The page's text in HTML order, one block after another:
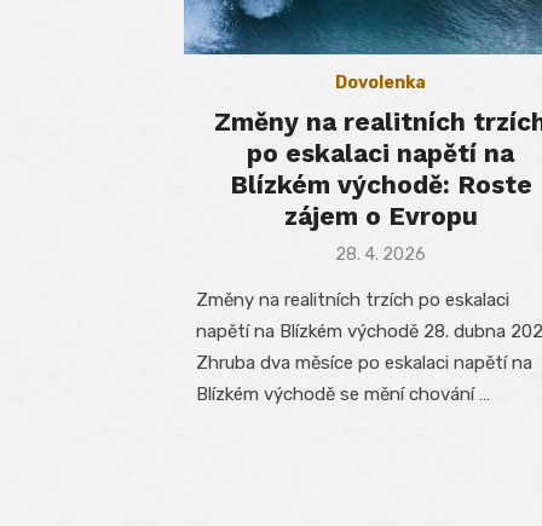
Dovolenka
Změny na realitních
po eskalaci napětí na
Blízkém východě: Roste
zájem o Evropu
Posted
28. 4. 2026
Změny na realitních trzích po eskalaci
napětí na Blízkém východě 28. dubna
Zhruba dva měsíce po eskalaci napětí na
Blízkém východě se mění chování …